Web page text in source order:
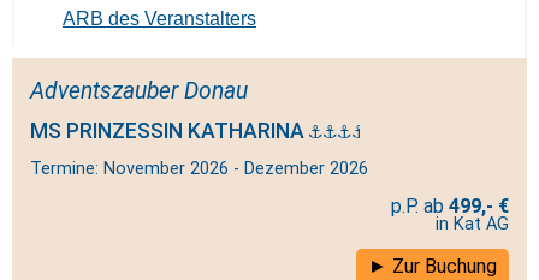
ARB des Veranstalters
Adventszauber Donau
MS PRINZESSIN KATHARINA
Termine: November 2026 - Dezember 2026
499,- €
in Kat AG
Zur Buchung